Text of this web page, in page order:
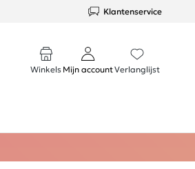
Klantenservice
Winkels Mijn accountVerlanglijst